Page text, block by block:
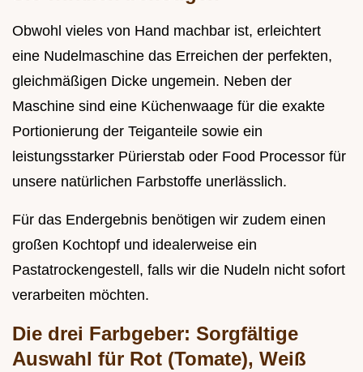
Obwohl vieles von Hand machbar ist, erleichtert
eine Nudelmaschine das Erreichen der perfekten,
gleichmäßigen Dicke ungemein. Neben der
Maschine sind eine Küchenwaage für die exakte
Portionierung der Teiganteile sowie ein
leistungsstarker Pürierstab oder Food Processor für
unsere natürlichen Farbstoffe unerlässlich.
Für das Endergebnis benötigen wir zudem einen
großen Kochtopf und idealerweise ein
Pastatrockengestell, falls wir die Nudeln nicht sofort
verarbeiten möchten.
Die drei Farbgeber: Sorgfältige
Auswahl für Rot (Tomate), Weiß